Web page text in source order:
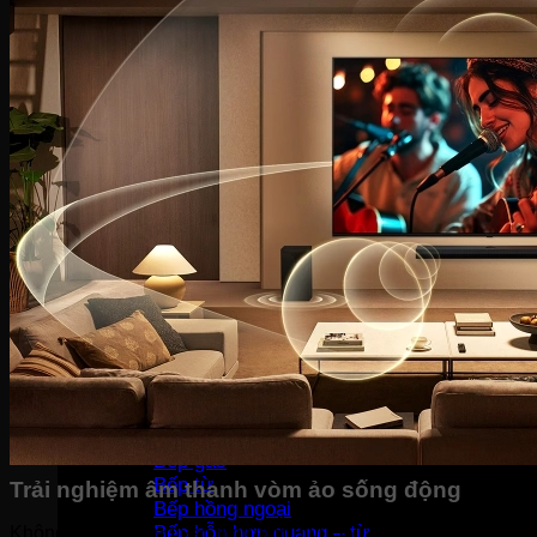
Bàn là khô
Bàn là hơi nước
Thiết bị bếp
Hút mùi
Máy rửa bát
Máy sấy bát
Bộ nồi
Nồi chiên không dầu
Nồi cơm-Bếp
Nồi cơm điện
Máy lọc không khí
Nồi áp suất
Bếp gas
Bếp từ
Bếp hồng ngoại
Bếp hỗn hợp quang – từ
Trải nghiệm âm thanh vòm ảo sống động
Không chỉ tập trung vào hình ảnh, tivi LG QNED